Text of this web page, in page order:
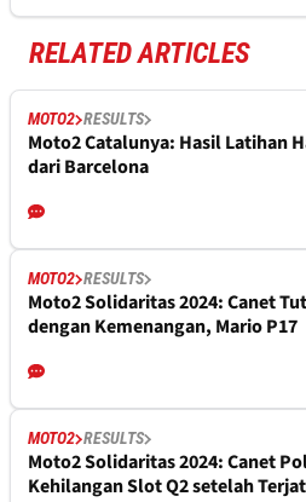
RELATED ARTICLES
MOTO2 RESULTS
Moto2 Catalunya: Hasil Latihan
dari Barcelona
MOTO2 RESULTS
Moto2 Solidaritas 2024: Canet
dengan Kemenangan, Mario P17
MOTO2 RESULTS
Moto2 Solidaritas 2024: Canet
Kehilangan Slot Q2 setelah